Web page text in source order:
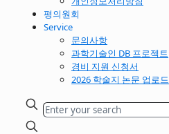
평의원회
Service
문의사항
과학기술인 DB 프로젝트
경비 지원 신청서
2026 학술지 논문 업로드